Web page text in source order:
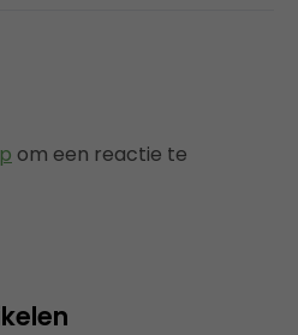
om een reactie te